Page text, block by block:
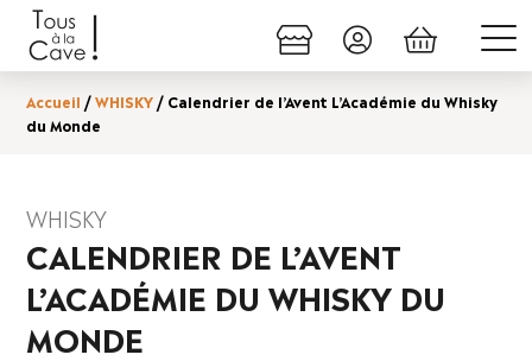
Accueil /WHISKY / Calendrier de l’Avent L’Académie du Whisky
du Monde
WHISKY
CALENDRIER DE L’AVENT
L’ACADÉMIE DU WHISKY DU
MONDE